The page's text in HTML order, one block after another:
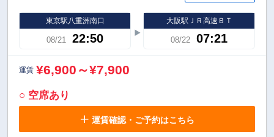
東京駅八重洲南口
08/21 22:50
大阪駅ＪＲ高速ＢＴ
08/22 07:21
運賃 ¥6,900～¥7,900
○ 空席あり
運賃確認・ご予約はこちら